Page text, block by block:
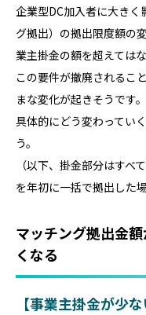
企業型DC加入者に大き
グ拠出）の拠出限度額の
業主掛金の額を超えては
この要件が撤廃されるこ
まな変化が起きそうです。
具体的にどう変わってい
う。
（以下、掛金部分はすべ
を年初に一括で拠出した場
マッチング拠出金
くなる
【事業主掛金が少な